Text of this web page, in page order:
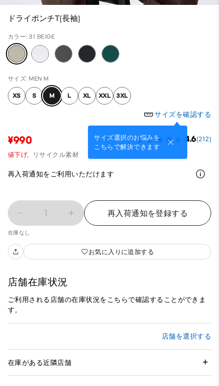
ドライポンチT(長袖)
カラー: 31 BEIGE
サイズ: MEN M
XS S M L XL XXL 3XL
サイズを確認する
サイズ選択のお悩みを
こちらで解決できます
¥990 4.6(212)
値下げ, リサイクル素材
再入荷通知をご利用いただけます
1 再入荷通知を登録する
在庫なし
お気に入りに追加する
店舗在庫状況
ご利用される店舗の在庫状況をこちらで確認することができま
す。
店舗を選択する
在庫がある近隣店舗